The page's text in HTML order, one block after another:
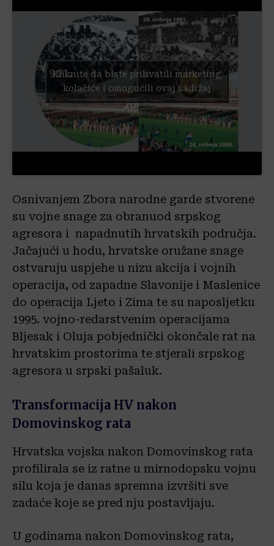
Kliknite da biste prihvatili marketing
kolačiće i omogućili ovaj sadržaj
Osnivanjem Zbora narodne garde stvorene
su vojne snage za obranuod srpskog
agresora i napadnutih hrvatskih područja.
Jačajući u hodu, hrvatske oružane snage
ostvaruju uspjehe u nizu akcija i vojnih
operacija, od zapadne Slavonije i Maslenice
do operacija Ljeto i Zima te su naposljetku
1995. vojno-redarstvenim operacijama
Bljesak i Oluja pobjednički okončale rat na
hrvatskim prostorima te stjerali srpskog
agresora u srpski pašaluk.
Transformacija HV nakon
Domovinskog rata
Hrvatska vojska nakon Domovinskog rata
profilirala se iz ratne u mirnodopsku vojnu
silu koja je danas spremna izvršiti sve
zadaće koje se pred nju postavljaju.
U godinama nakon Domovinskog rata,